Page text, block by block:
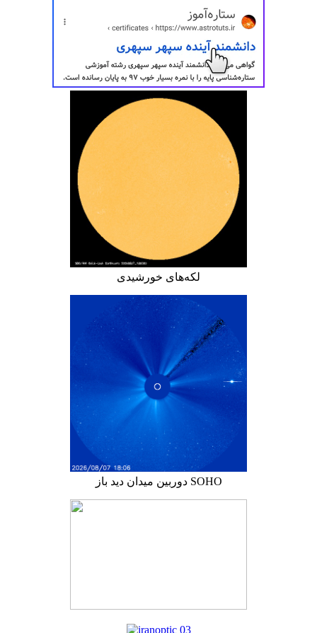
لکه‌های خورشیدی
دوربین میدان دید باز SOHO